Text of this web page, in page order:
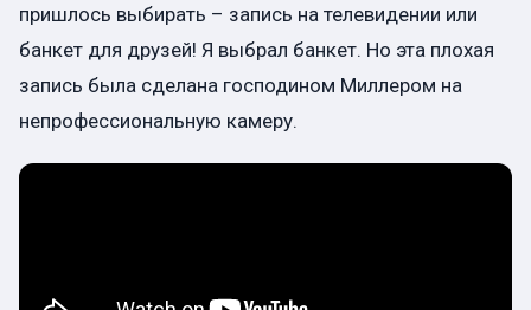
пришлось выбирать – запись на телевидении или
банкет для друзей! Я выбрал банкет. Но эта плохая
запись была сделана господином Миллером на
непрофессиональную камеру.